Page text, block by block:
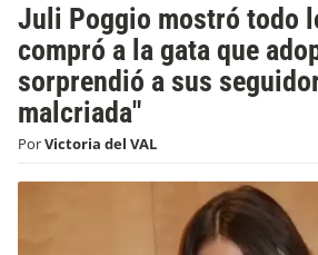
Juli Poggio mostró todo
compró a la gata que
sorprendió a sus
malcriada"
PorVictoria del VAL